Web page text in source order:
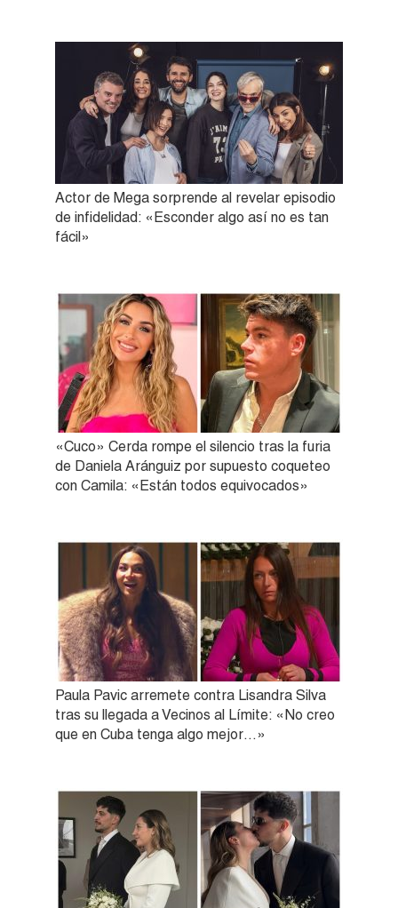
Actor de Mega sorprende al revelar episodio
de infidelidad: «Esconder algo así no es tan
fácil»
«Cuco» Cerda rompe el silencio tras la furia
de Daniela Aránguiz por supuesto coqueteo
con Camila: «Están todos equivocados»
Paula Pavic arremete contra Lisandra Silva
tras su llegada a Vecinos al Límite: «No creo
que en Cuba tenga algo mejor…»